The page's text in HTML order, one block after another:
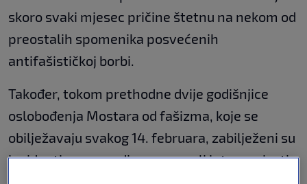
skoro svaki mjesec pričine štetnu na nekom od
preostalih spomenika posvećenih
antifašističkoj borbi.
Također, tokom prethodne dvije godišnjice
oslobođenja Mostara od fašizma, koje se
obilježavaju svakog 14. februara, zabilježeni su
incidenti, a ove godine su morali intervenisati